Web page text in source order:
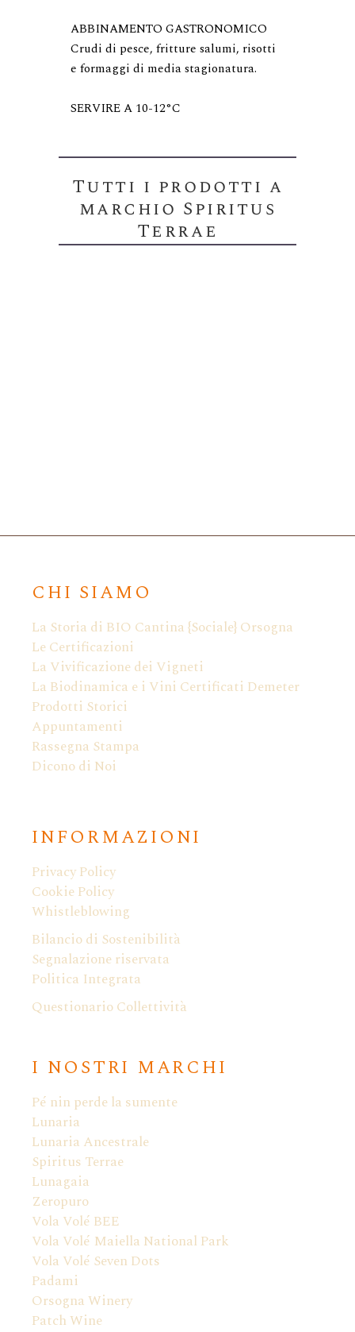
ABBINAMENTO GASTRONOMICO
Crudi di pesce, fritture salumi, risotti
e formaggi di media stagionatura.
SERVIRE A 10-12°C
Tutti i prodotti a
marchio Spiritus
Terrae
CHI SIAMO
La Storia di BIO Cantina {Sociale} Orsogna
Le Certificazioni
La Vivificazione dei Vigneti
La Biodinamica e i Vini Certificati Demeter
Prodotti Storici
Appuntamenti
Rassegna Stampa
Dicono di Noi
INFORMAZIONI
Privacy Policy
Cookie Policy
Whistleblowing
Bilancio di Sostenibilità
Segnalazione riservata
Politica Integrata
Questionario Collettività
I NOSTRI MARCHI
Pé nin perde la sumente
Lunaria
Lunaria Ancestrale
Spiritus Terrae
Lunagaia
Zeropuro
Vola Volé BEE
Vola Volé Maiella National Park
Vola Volé Seven Dots
Padami
Orsogna Winery
Patch Wine